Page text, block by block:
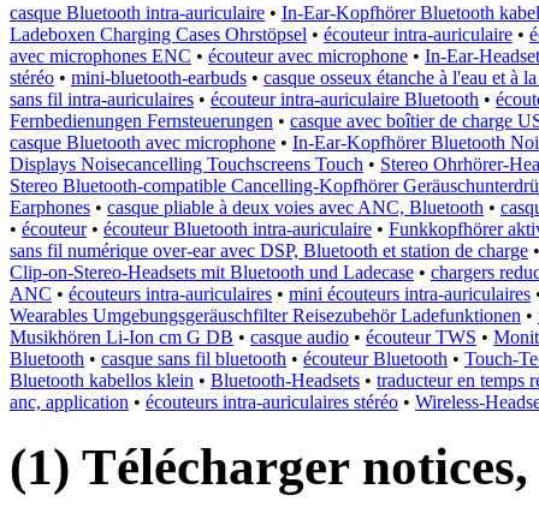
casque Bluetooth intra-auriculaire • In-Ear-Kopfhörer Bluetooth
Ladeboxen Charging Cases Ohrstöpsel • écouteur intra-auriculaire •
avec microphones ENC • écouteur avec microphone • In-Ear-
stéréo • mini-bluetooth-earbuds • casque osseux étanche à l'eau et à
sans fil intra-auriculaires • écouteur intra-auriculaire Bluetooth •
Fernbedienungen Fernsteuerungen • casque avec boîtier de charge
casque Bluetooth avec microphone • In-Ear-Kopfhörer Bluetooth
Displays Noisecancelling Touchscreens Touch • Stereo Ohrhörer-
Stereo Bluetooth-compatible Cancelling-Kopfhörer
Earphones • casque pliable à deux voies avec ANC, Bluetooth •
• écouteur• écouteur Bluetooth intra-auriculaire • Funkkopfhörer
sans fil numérique over-ear avec DSP, Bluetooth et station de charge
Clip-on-Stereo-Headsets mit Bluetooth und Ladecase • chargers
ANC • écouteurs intra-auriculaires • mini écouteurs intra-auriculaires
Wearables Umgebungsgeräuschfilter Reisezubehör Ladefunktionen •
Musikhören Li-Ion cm G DB • casque audio • écouteur TWS •
Bluetooth • casque sans fil bluetooth • écouteur Bluetooth • Touch-
Bluetooth kabellos klein • Bluetooth-Headsets • traducteur en temps
anc, application • écouteurs intra-auriculaires stéréo • Wireless-
(1) Télécharger